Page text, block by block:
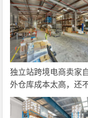
独立站跨境电商卖家
外仓库成本太高，还
接找第三方自营海外